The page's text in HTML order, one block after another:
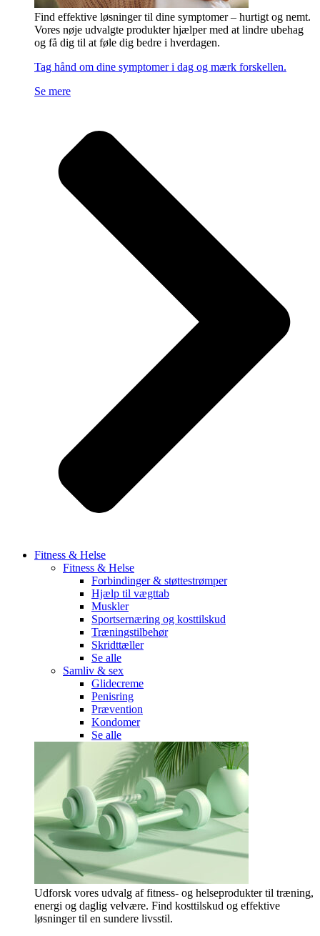
Find effektive løsninger til dine symptomer – hurtigt og nemt.
Vores nøje udvalgte produkter hjælper med at lindre ubehag
og få dig til at føle dig bedre i hverdagen.
Tag hånd om dine symptomer i dag og mærk forskellen.
Se mere
Fitness & Helse
Fitness & Helse
Forbindinger & støttestrømper
Hjælp til vægttab
Muskler
Sportsernæring og kosttilskud
Træningstilbehør
Skridttæller
Se alle
Samliv & sex
Glidecreme
Penisring
Prævention
Kondomer
Se alle
Udforsk vores udvalg af fitness- og helseprodukter til træning,
energi og daglig velvære. Find kosttilskud og effektive
løsninger til en sundere livsstil.